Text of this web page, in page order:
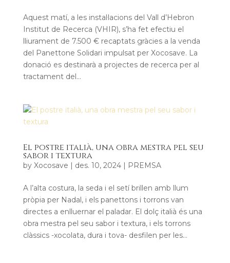
Aquest matí, a les instal·lacions del Vall d’Hebron
Institut de Recerca (VHIR), s’ha fet efectiu el
lliurament de 7.500 € recaptats gràcies a la venda
del Panettone Solidari impulsat per Xocosave. La
donació es destinarà a projectes de recerca per al
tractament del...
El postre italià, una obra mestra pel seu
sabor i textura
by Xocosave | des. 10, 2024| PREMSA
A l’alta costura, la seda i el setí brillen amb llum
pròpia per Nadal, i els panettons i torrons van
directes a enlluernar el paladar. El dolç italià és una
obra mestra pel seu sabor i textura, i els torrons
clàssics -xocolata, dura i tova- desfilen per les...